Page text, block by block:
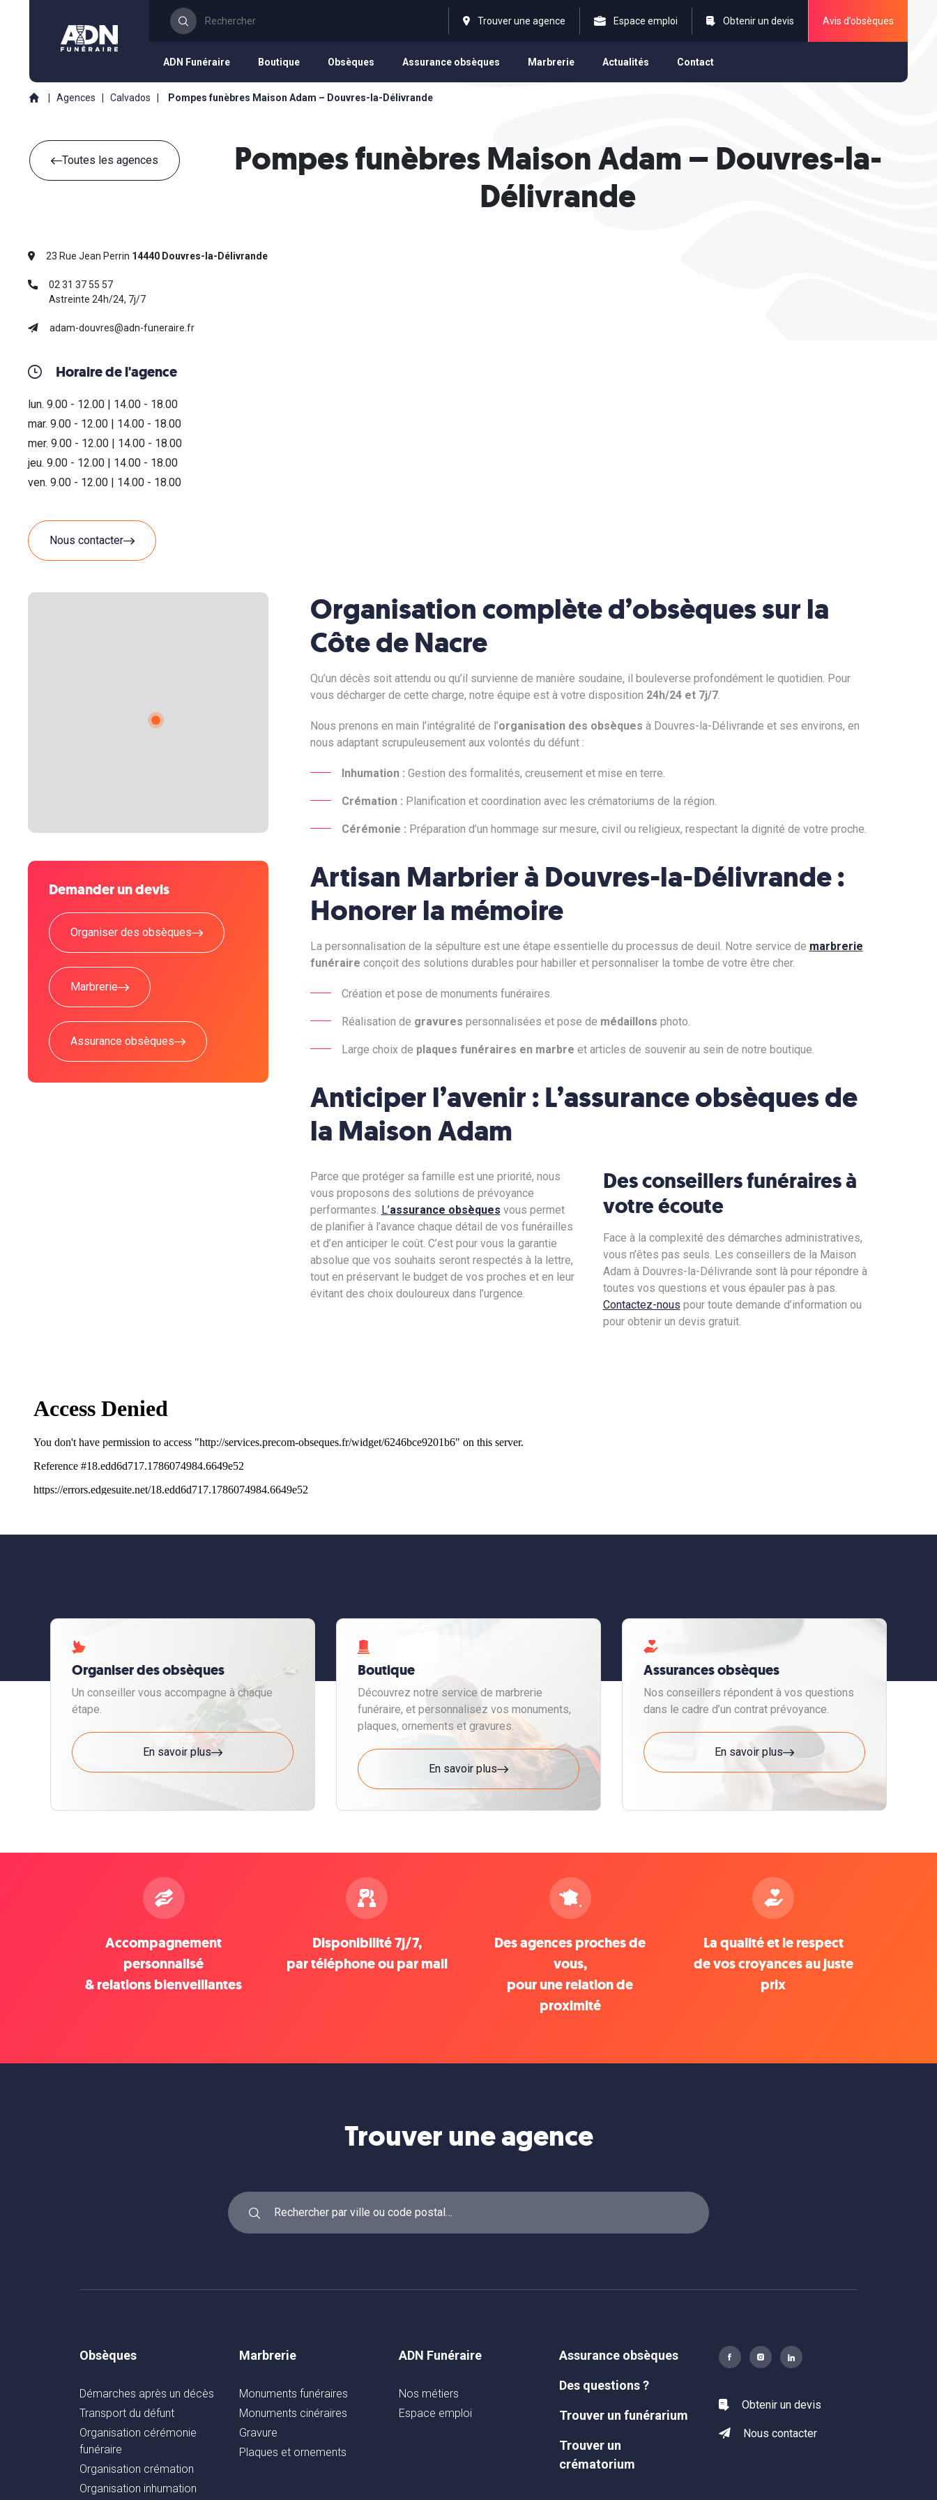
Trouver une agence Espace emploi Obtenir un devis Avis d’obsèques
ADN Funéraire Boutique Obsèques Assurance obsèques Marbrerie Actualités Contact
Agences Calvados Pompes funèbres Maison Adam – Douvres-la-Délivrande
Toutes les agences
Pompes funèbres Maison Adam – Douvres-la-
Délivrande
23 Rue Jean Perrin 14440 Douvres-la-Délivrande
02 31 37 55 57
Astreinte 24h/24, 7j/7
adam-douvres@adn-funeraire.fr
Horaire de l'agence
lun. 9.00 - 12.00 | 14.00 - 18.00
mar. 9.00 - 12.00 | 14.00 - 18.00
mer. 9.00 - 12.00 | 14.00 - 18.00
jeu. 9.00 - 12.00 | 14.00 - 18.00
ven. 9.00 - 12.00 | 14.00 - 18.00
Nous contacter
Demander un devis
Organiser des obsèques
Marbrerie
Assurance obsèques
Organisation complète d’obsèques sur la
Côte de Nacre
Qu’un décès soit attendu ou qu’il survienne de manière soudaine, il bouleverse profondément le quotidien. Pour
vous décharger de cette charge, notre équipe est à votre disposition 24h/24 et 7j/7.
Nous prenons en main l’intégralité de l’organisation des obsèques à Douvres-la-Délivrande et ses environs, en
nous adaptant scrupuleusement aux volontés du défunt :
Inhumation : Gestion des formalités, creusement et mise en terre.
Crémation : Planification et coordination avec les crématoriums de la région.
Cérémonie : Préparation d’un hommage sur mesure, civil ou religieux, respectant la dignité de votre proche.
Artisan Marbrier à Douvres-la-Délivrande :
Honorer la mémoire
La personnalisation de la sépulture est une étape essentielle du processus de deuil. Notre service de marbrerie
funéraire conçoit des solutions durables pour habiller et personnaliser la tombe de votre être cher.
Création et pose de monuments funéraires.
Réalisation de gravures personnalisées et pose de médaillons photo.
Large choix de plaques funéraires en marbre et articles de souvenir au sein de notre boutique.
Anticiper l’avenir : L’assurance obsèques de
la Maison Adam
Parce que protéger sa famille est une priorité, nous
vous proposons des solutions de prévoyance
performantes. L’assurance obsèques vous permet
de planifier à l’avance chaque détail de vos funérailles
et d’en anticiper le coût. C’est pour vous la garantie
absolue que vos souhaits seront respectés à la lettre,
tout en préservant le budget de vos proches et en leur
évitant des choix douloureux dans l’urgence.
Des conseillers funéraires à
votre écoute
Face à la complexité des démarches administratives,
vous n’êtes pas seuls. Les conseillers de la Maison
Adam à Douvres-la-Délivrande sont là pour répondre à
toutes vos questions et vous épauler pas à pas.
Contactez-nous pour toute demande d’information ou
pour obtenir un devis gratuit.
Organiser des obsèques
Un conseiller vous accompagne à chaque
étape.
En savoir plus
Boutique
Découvrez notre service de marbrerie
funéraire, et personnalisez vos monuments,
plaques, ornements et gravures.
En savoir plus
Assurances obsèques
Nos conseillers répondent à vos questions
dans le cadre d’un contrat prévoyance.
En savoir plus
Accompagnement
personnalisé
& relations bienveillantes
Disponibilité 7j/7,
par téléphone ou par mail
Des agences proches de
vous,
pour une relation de
proximité
La qualité et le respect
de vos croyances au juste
prix
Trouver une agence
Obsèques
Démarches après un décès
Transport du défunt
Organisation cérémonie
funéraire
Organisation crémation
Organisation inhumation
Marbrerie
Monuments funéraires
Monuments cinéraires
Gravure
Plaques et ornements
ADN Funéraire
Nos métiers
Espace emploi
Assurance obsèques
Des questions ?
Trouver un funérarium
Trouver un
crématorium
Obtenir un devis
Nous contacter